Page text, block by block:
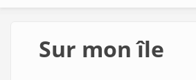
Sur mon île